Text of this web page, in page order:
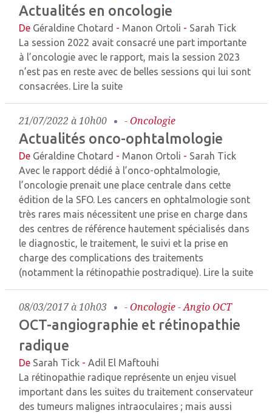
Actualités en oncologie
De Géraldine Chotard - Manon Ortoli - Sarah Tick
La session 2022 avait consacré une part importante
à l’oncologie avec le rapport, mais la session 2023
n’est pas en reste avec de belles sessions qui lui sont
consacrées. Lire la suite
21/07/2022 à 10h00 -Oncologie
Actualités onco-ophtalmologie
De Géraldine Chotard - Manon Ortoli - Sarah Tick
Avec le rapport dédié à l’onco-ophtalmologie,
l’oncologie prenait une place centrale dans cette
édition de la SFO. Les cancers en ophtalmologie sont
très rares mais nécessitent une prise en charge dans
des centres de référence hautement spécialisés dans
le diagnostic, le traitement, le suivi et la prise en
charge des complications des traitements
(notamment la rétinopathie postradique). Lire la suite
08/03/2017 à 10h03 -Oncologie-Angio OCT
OCT-angiographie et rétinopathie
radique
De Sarah Tick - Adil El Maftouhi
La rétinopathie radique représente un enjeu visuel
important dans les suites du traitement conservateur
des tumeurs malignes intraoculaires ; mais aussi